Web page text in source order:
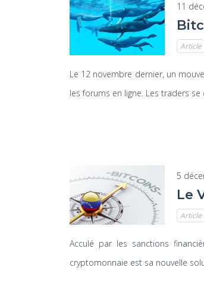
11
Article
Le 12 novembre dernier, un
les forums en ligne. Les traders
5
Le
Article
Acculé par les sanctions
cryptomonnaie est sa nouvelle